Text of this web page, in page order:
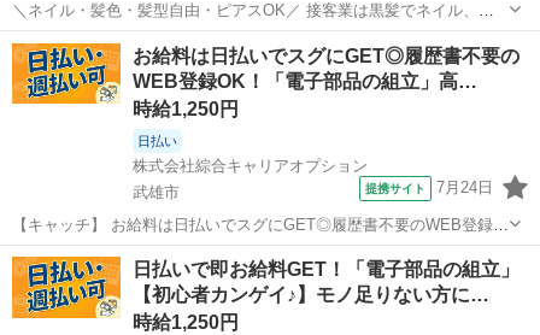
＼ネイル・髪色・髪型自由・ピアスOK／ 接客業は黒髪でネイル、ア
クセサリー禁止なお店が多いけど ジュエルカフェでは、すべてが自由
です★ オシャレをしながらあなたらしく働けます！ ※常識の範囲内で
お願いします。 ★月10万以...
佐賀 武雄市 北方駅 アパレル
お給料は日払いでスグにGET◎履歴書不要の
WEB登録OK！「電子部品の組立」高…
時給1,250円
日払い
株式会社綜合キャリアオプション
武雄市
提携サイト 7月24日
【キャッチ】 お給料は日払いでスグにGET◎履歴書不要のWEB登録
OK！「電子部品の組立」高時給1250円！高橋周辺！20代～40代のス
タッフが多数活躍中★ 【コメント】 製造のお仕事をお探しにおススメ
♪ 「未経験でも出...
佐賀 武雄市 工場
日払いで即お給料GET！「電子部品の組立」
【初心者カンゲイ♪】モノ足りない方に…
時給1,250円